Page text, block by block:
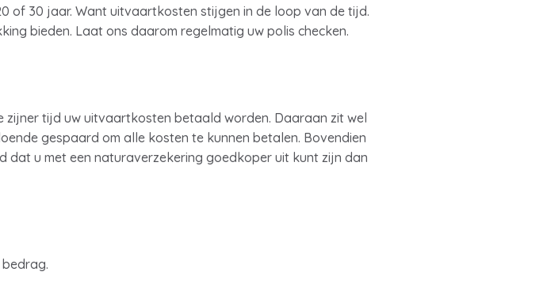
of 30 jaar. Want uitvaartkosten stijgen in de loop van de tijd.
bieden. Laat ons daarom regelmatig uw polis checken.
tijd uw uitvaartkosten betaald worden. Daaraan zit wel
gespaard om alle kosten te kunnen betalen. Bovendien
u met een naturaverzekering goedkoper uit kunt zijn dan